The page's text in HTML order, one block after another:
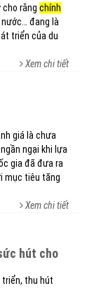
rằng chính
đang là
triển của du
Xem chi tiết
giá là chưa
ngại khi lựa
gia đã đưa ra
mục tiêu tăng
Xem chi tiết
hút cho
thu hút